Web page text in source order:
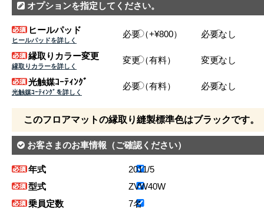
オプションを指定してください。
ヒールパッド
ヒールパッドを詳しく
必要（+¥800） 必要なし
縁取りカラー変更
縁取りカラーを詳しく
変更（有料） 変更なし
光触媒ｺｰﾃｨﾝｸﾞ
光触媒ｺｰﾃｨﾝｸﾞを詳しく
必要（有料） 必要なし
このフロアマットの縁取り縫製標準色はブラックです。
お客さまのお車情報 （ご確認ください）
年式
2011/5
型式
ZVW40W
乗員定数
7名